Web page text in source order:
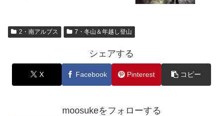
2・南アルプス 7・冬山＆年越し登山
シェアする
X Facebook Pinterest コピー
moosukeをフォローする